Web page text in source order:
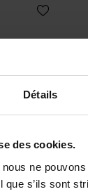
Détails
des cookies.
nous ne
que s’ils sont